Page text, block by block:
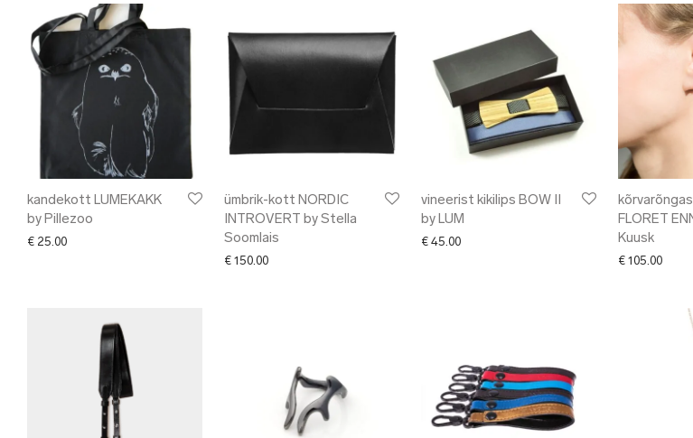
kandekott LUMEKAKK
by Pillezoo
€ 25.00
ümbrik-kott NORDIC
INTROVERT by Stella
Soomlais
€ 150.00
vineerist kikilips BOW II
by LUM
€ 45.00
FLORET
Kuusk
€ 105.00